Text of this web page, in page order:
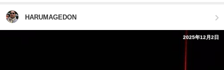
HARUMAGEDON
2025年12月2日